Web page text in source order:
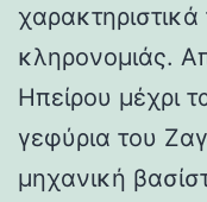
κληρονομιάς.
Ηπείρου μέχρι
γεφύρια του
μηχανική